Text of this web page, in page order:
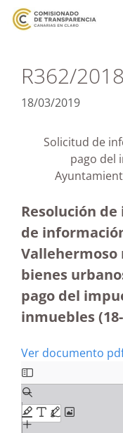
R362/2018
18/03/2019
Solicitud de
pago del
Resolución
de
Vallehermoso
bienes
pago del
inmuebles
Ver documento